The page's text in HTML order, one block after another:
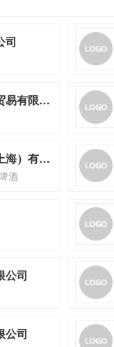
司
北京时代昊海国际贸易有限公司
酒玩家国际贸易（上海）有限公司
酒
公司
公司